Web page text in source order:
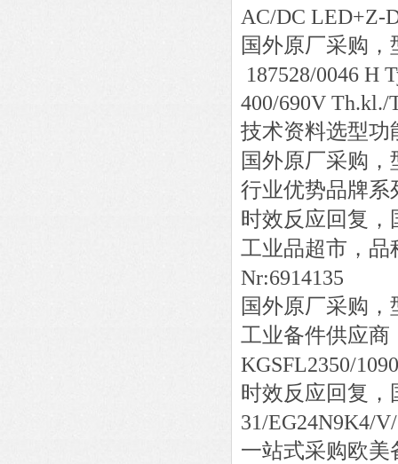
AC/DC LED+Z-
国外原厂采购
187528/0046 H
400/690V Th.kl./
技术资料选型功
国外原厂采购
行业优势品牌系
时效反应回复，
工业品超市，品
Nr:6914135
国外原厂采购
工业备件供应商
KGSFL2350/
时效反应回复，
31/
一站式采购欧美